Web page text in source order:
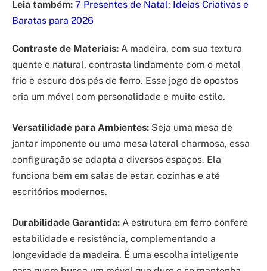
Leia também: 7 Presentes de Natal: Ideias Criativas e
Baratas para 2026
Contraste de Materiais: A madeira, com sua textura
quente e natural, contrasta lindamente com o metal
frio e escuro dos pés de ferro. Esse jogo de opostos
cria um móvel com personalidade e muito estilo.
Versatilidade para Ambientes: Seja uma mesa de
jantar imponente ou uma mesa lateral charmosa, essa
configuração se adapta a diversos espaços. Ela
funciona bem em salas de estar, cozinhas e até
escritórios modernos.
Durabilidade Garantida: A estrutura em ferro confere
estabilidade e resistência, complementando a
longevidade da madeira. É uma escolha inteligente